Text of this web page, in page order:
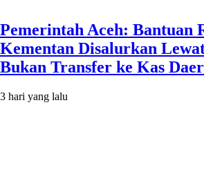
Pemerintah Aceh: Bantuan
Kementan Disalurkan
Bukan Transfer ke Kas
3 hari yang lalu